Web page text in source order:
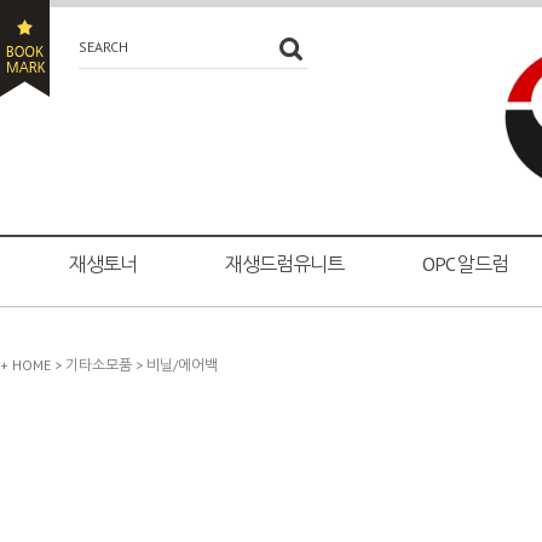
SEARCH
재생토너 재생드럼유니트 OPC 알드럼
+ HOME > 기타소모품 > 비닐/에어백